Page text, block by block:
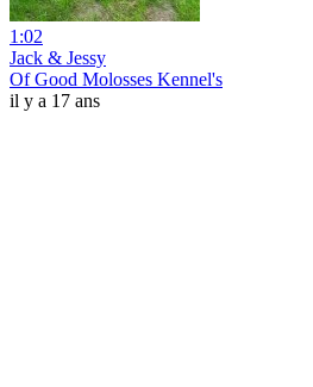
1:02
Jack & Jessy
Of Good Molosses Kennel's
il y a 17 ans